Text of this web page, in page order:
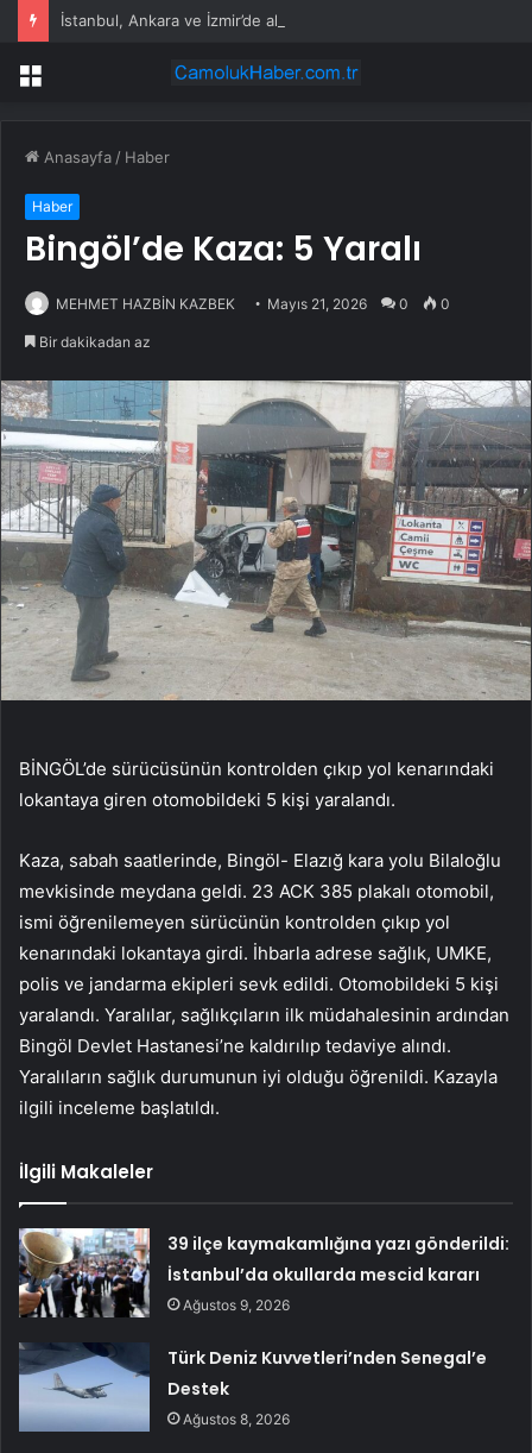
Menü
Anasayfa / Haber
Haber
Bingöl’de Kaza: 5 Yaralı
MEHMET HAZBİN KAZBEK Mayıs 21, 2026 0 0
Bir dakikadan az
BİNGÖL’de sürücüsünün kontrolden çıkıp yol kenarındaki
lokantaya giren otomobildeki 5 kişi yaralandı.
Kaza, sabah saatlerinde, Bingöl- Elazığ kara yolu Bilaloğlu
mevkisinde meydana geldi. 23 ACK 385 plakalı otomobil,
ismi öğrenilemeyen sürücünün kontrolden çıkıp yol
kenarındaki lokantaya girdi. İhbarla adrese sağlık, UMKE,
polis ve jandarma ekipleri sevk edildi. Otomobildeki 5 kişi
yaralandı. Yaralılar, sağlıkçıların ilk müdahalesinin ardından
Bingöl Devlet Hastanesi’ne kaldırılıp tedaviye alındı.
Yaralıların sağlık durumunun iyi olduğu öğrenildi. Kazayla
ilgili inceleme başlatıldı.
İlgili Makaleler
39 ilçe kaymakamlığına yazı gönderildi:
İstanbul’da okullarda mescid kararı
Ağustos 9, 2026
Türk Deniz Kuvvetleri’nden Senegal’e
Destek
Ağustos 8, 2026